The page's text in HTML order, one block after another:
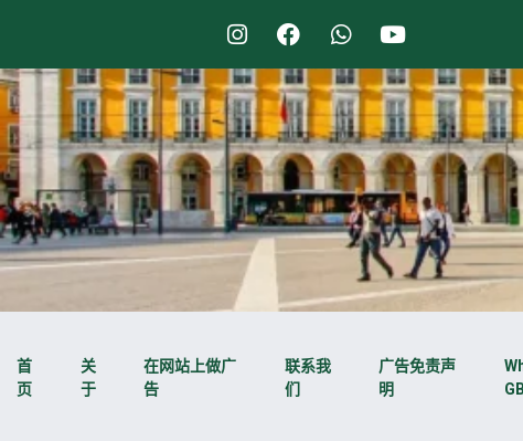
首
页
关
于
在网站上做广
告
联系我
们
广告免责声
明
GB